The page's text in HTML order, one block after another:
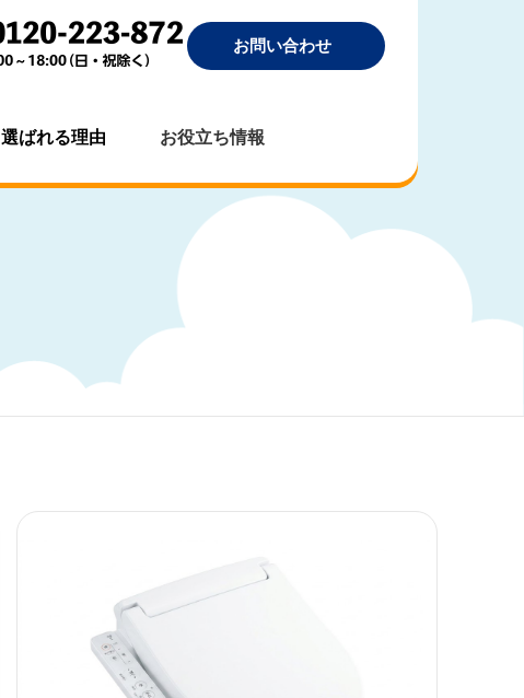
お問い合わせ
選ばれる理由 お役立ち情報